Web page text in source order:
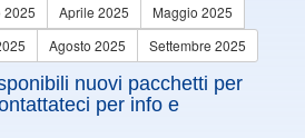
2025 Aprile 2025
Maggio 2025
Agosto 2025 Settembre 2025
nuovi pacchetti per
per info e